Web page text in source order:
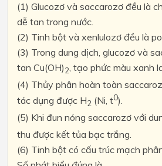
(1) Glucozơ và saccarozơ đều là
dễ tan trong nước.
(2) Tinh bột và xenlulozơ đều là
(3) Trong dung dịch, glucozơ và
tan Cu(OH)2, tạo phức màu xanh
(4) Thủy phân hoàn toàn
tác dụng được H2 (Ni, t0).
(5) Khi đun nóng saccarozơ với
thu được kết tủa bạc trắng.
(6) Tinh bột có cấu trúc mạch